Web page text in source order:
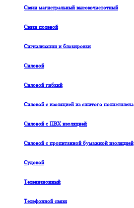
Связи магистральный высокочастотный
Связи полевой
Сигнализации и блокировки
Силовой
Силовой гибкий
Силовой с изоляцией из сшитого полиэтилена
Силовой с ПВХ изоляцией
Силовой с пропитанной бумажной изоляцией
Судовой
Телевизионный
Телефонной связи